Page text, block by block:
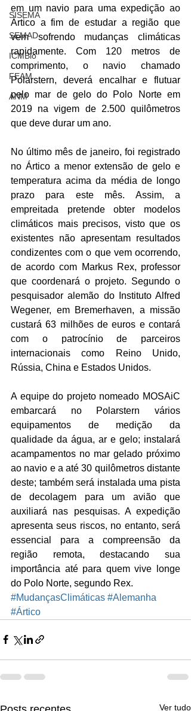
SISEMA
SEMAD
ICMBio
FEAM
ANM
em um navio para uma expedição ao
Ártico a fim de estudar a região que
vem sofrendo mudanças climáticas
rapidamente. Com 120 metros de
comprimento, o navio chamado
Polarstern, deverá encalhar e flutuar
pelo mar de gelo do Polo Norte em
2019 na vigem de 2.500 quilômetros
que deve durar um ano.
No último mês de janeiro, foi registrado
no Ártico a menor extensão de gelo e
temperatura acima da média de longo
prazo para este mês. Assim, a
empreitada pretende obter modelos
climáticos mais precisos, visto que os
existentes não apresentam resultados
condizentes com o que vem ocorrendo,
de acordo com Markus Rex, professor
que coordenará o projeto. Segundo o
pesquisador alemão do Instituto Alfred
Wegener, em Bremerhaven, a missão
custará 63 milhões de euros e contará
com o patrocínio de parceiros
internacionais como Reino Unido,
Rússia, China e Estados Unidos.
A equipe do projeto nomeado MOSAiC
embarcará no Polarstern vários
equipamentos de medição da
qualidade da água, ar e gelo; instalará
acampamentos no mar gelado próximo
ao navio e a até 30 quilômetros distante
deste; também será instalada uma pista
de decolagem para um avião que
auxiliará nas pesquisas. A expedição
apresenta seus riscos, no entanto, será
essencial para a compreensão da
região remota, destacando sua
importância até para quem vive longe
do Polo Norte, segundo Rex.
#MudançasClimáticas #Alemanha
#Ártico
Ver tudo